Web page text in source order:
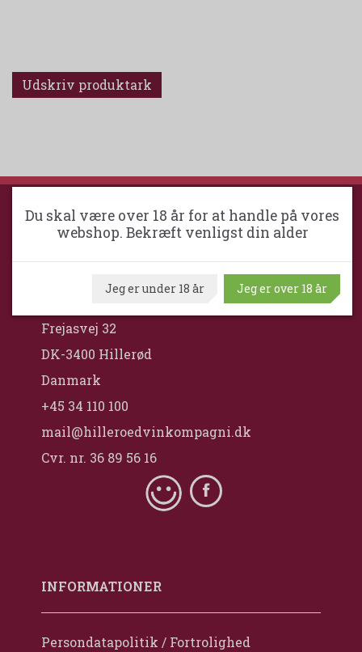
Udskriv produktark
HILLERØD VINKOMPAGNI
Hillerød VinKompagni ApS / Maximum
Frejasvej 32
DK-3400 Hillerød
Danmark
+45 34 110 100
mail@hilleroedvinkompagni.dk
Cvr. nr. 36 89 56 16
INFORMATIONER
Persondatapolitik / Fortrolighed
Du skal være over 18 år for at handle på vores
webshop. Bekræft venligst din alder
Jeg er under 18 år Jeg er over 18 år